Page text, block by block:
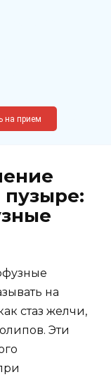
62, к12
на прием
на
стаз желчи,
Эти